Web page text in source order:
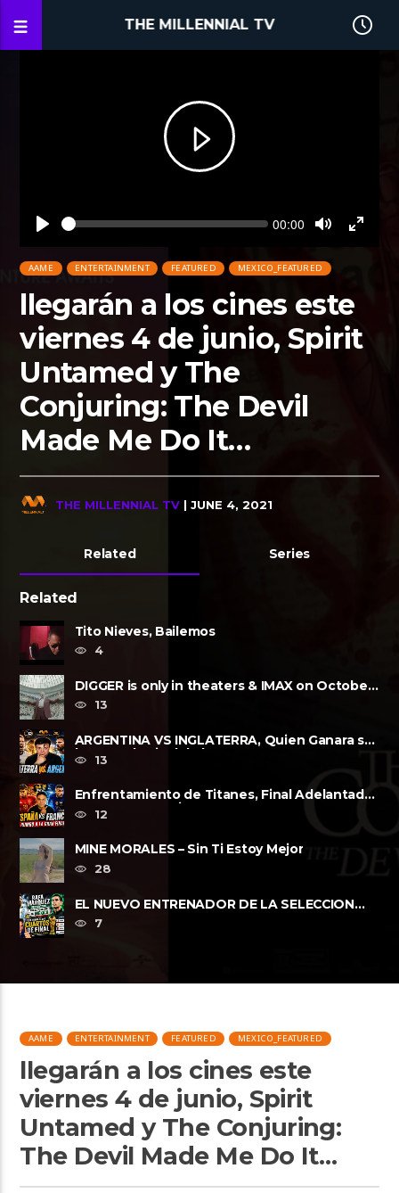
THE MILLENNIAL TV
Seek Current
00:00
AAME ENTERTAINMENT FEATURED MEXICO_FEATURED
llegarán a los cines este
viernes 4 de junio, Spirit
Untamed y The
Conjuring: The Devil
Made Me Do It…
THE MILLENNIAL TV | JUNE 4, 2021
Related Series
Related
Tito Nieves, Bailemos
4
DIGGER is only in theaters & IMAX on October
2, 2026
13
ARGENTINA VS INGLATERRA, Quien Ganara su
lugar?, a la Final de la FIFA......
13
Enfrentamiento de Titanes, Final Adelantada,
Espana vs Francia FWP2026
12
MINE MORALES – Sin Ti Estoy Mejor
28
EL NUEVO ENTRENADOR DE LA SELECCION
MEXICANA Y LOS CUARTOS DE FINAL, ......
7
AAME ENTERTAINMENT FEATURED MEXICO_FEATURED
llegarán a los cines este
viernes 4 de junio, Spirit
Untamed y The Conjuring:
The Devil Made Me Do It…